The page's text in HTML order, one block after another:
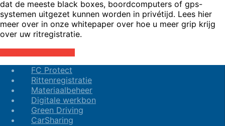
dat de meeste black boxes, boordcomputers of gps-
systemen uitgezet kunnen worden in privétijd. Lees hier
meer over in onze whitepaper over hoe u meer grip krijg
over uw ritregistratie.
FC Protect
Rittenregistratie
Materiaalbeheer
Digitale werkbon
Green Driving
CarSharing